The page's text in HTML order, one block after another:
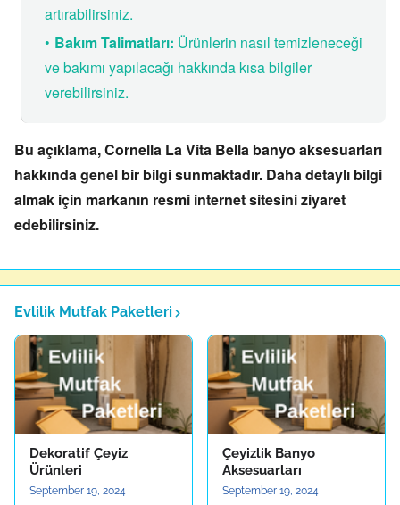
artırabilirsiniz.
Bakım Talimatları: Ürünlerin nasıl temizleneceği
ve bakımı yapılacağı hakkında kısa bilgiler
verebilirsiniz.
Bu açıklama, Cornella La Vita Bella banyo aksesuarları
hakkında genel bir bilgi sunmaktadır. Daha detaylı bilgi
almak için markanın resmi internet sitesini ziyaret
edebilirsiniz.
Evlilik Mutfak Paketleri
Dekoratif Çeyiz
Ürünleri
September 19, 2024
Çeyizlik Banyo
Aksesuarları
September 19, 2024